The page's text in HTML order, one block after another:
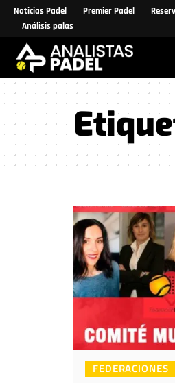
Noticias Padel Premier Padel
Análisis palas
FEDERACIONES